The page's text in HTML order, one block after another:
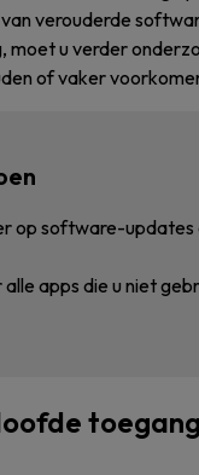
verouderde
moet u verder
of vaker
op software-updates
apps die u niet